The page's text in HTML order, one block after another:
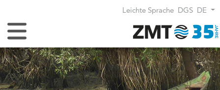
Leichte Sprache DGS DE
Navigation umschalten